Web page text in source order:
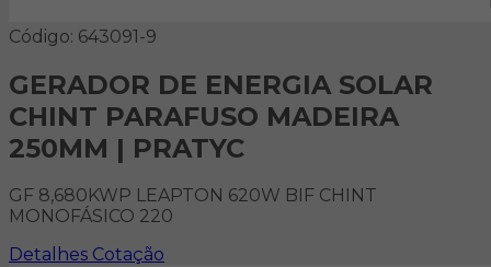
Código: 643091-9
GERADOR DE ENERGIA SOLAR
CHINT PARAFUSO MADEIRA
250MM | PRATYC
GF 8,680KWP LEAPTON 620W BIF CHINT
MONOFÁSICO 220
Detalhes Cotação